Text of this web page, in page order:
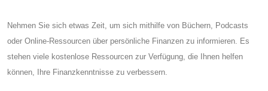
Nehmen Sie sich etwas Zeit, um sich mithilfe von Büchern, Podcasts
oder Online-Ressourcen über persönliche Finanzen zu informieren. Es
stehen viele kostenlose Ressourcen zur Verfügung, die Ihnen helfen
können, Ihre Finanzkenntnisse zu verbessern.